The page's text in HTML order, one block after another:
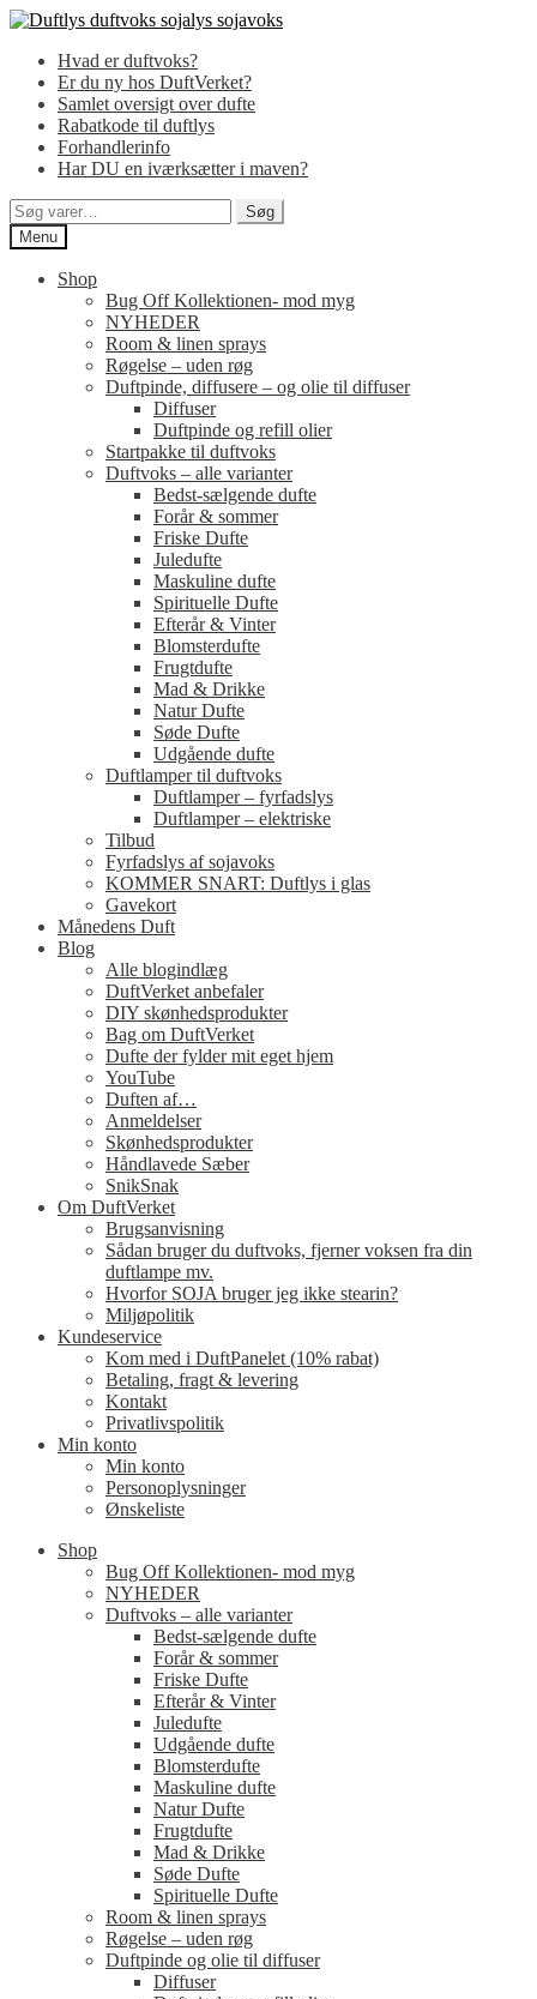
Spring
navigation
Spring
indholdHvad er duftvoks?
Er du ny hos DuftVerket?
Samlet oversigt over dufte
Rabatkode til duftlys
Forhandlerinfo
Har DU en iværksætter i maven?
Søg
efter:
Søg
Menu
Shop
Bug Off Kollektionen- mod myg
NYHEDER
Room & linen sprays
Røgelse – uden røg
Duftpinde, diffusere – og olie til diffuser
Diffuser
Duftpinde og refill olier
Startpakke til duftvoks
Duftvoks – alle varianter
Bedst-sælgende dufte
Forår & sommer
Friske Dufte
Juledufte
Maskuline dufte
Spirituelle Dufte
Efterår & Vinter
Blomsterdufte
Frugtdufte
Mad & Drikke
Natur Dufte
Søde Dufte
Udgående dufte
Duftlamper til duftvoks
Duftlamper – fyrfadslys
Duftlamper – elektriske
Tilbud
Fyrfadslys af sojavoks
KOMMER SNART: Duftlys i glas
Gavekort
Månedens Duft
Blog
Alle blogindlæg
DuftVerket anbefaler
DIY skønhedsprodukter
Bag om DuftVerket
Dufte der fylder mit eget hjem
YouTube
Duften af…
Anmeldelser
Skønhedsprodukter
Håndlavede Sæber
SnikSnak
Om DuftVerket
Brugsanvisning
Sådan bruger du duftvoks, fjerner voksen fra din
duftlampe mv.
Hvorfor SOJA bruger jeg ikke stearin?
Miljøpolitik
Kundeservice
Kom med i DuftPanelet (10% rabat)
Betaling, fragt & levering
Kontakt
Privatlivspolitik
Min konto
Min konto
Personoplysninger
Ønskeliste
Shop
Bug Off Kollektionen- mod myg
NYHEDER
Duftvoks – alle varianter
Bedst-sælgende dufte
Forår & sommer
Friske Dufte
Efterår & Vinter
Juledufte
Udgående dufte
Blomsterdufte
Maskuline dufte
Natur Dufte
Frugtdufte
Mad & Drikke
Søde Dufte
Spirituelle Dufte
Room & linen sprays
Røgelse – uden røg
Duftpinde og olie til diffuser
Diffuser